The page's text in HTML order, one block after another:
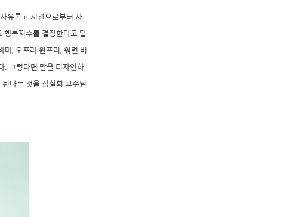
유롭고 시간으로부터 자
행복지수를 결정한다고 답
마, 오프라 윈프리, 워런 버
. 그렇다면 말을 디자인하
된다는 것을 정철희 교수님